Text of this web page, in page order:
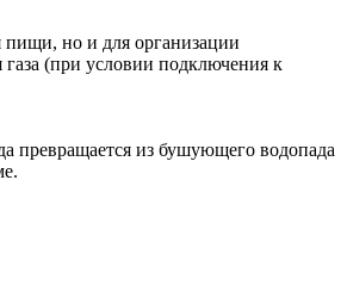
пищи, но и для организации
(при условии подключения к
превращается из бушующего водопада